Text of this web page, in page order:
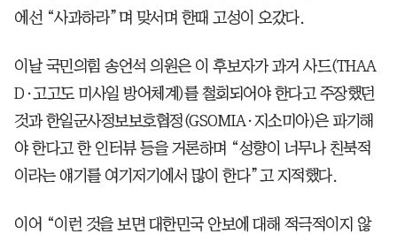
에선 “사과하라”며 맞서며 한때 고성이 오갔다.
이날 국민의힘 송언석 의원은 이 후보자가 과거 사드(THAA
D·고고도 미사일 방어체계)를 철회되어야 한다고 주장했던
것과 한일군사정보보호협정(GSOMIA·지소미아)은 파기해
야 한다고 한 인터뷰 등을 거론하며 “성향이 너무나 친북적
이라는 얘기를 여기저기에서 많이 한다”고 지적했다.
이어 “이런 것을 보면 대한민국 안보에 대해 적극적이지 않